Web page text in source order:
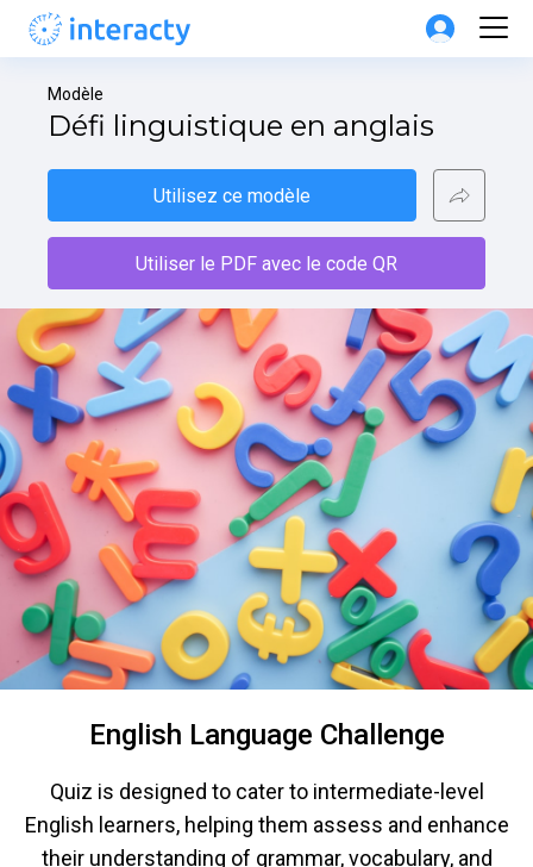
Modèle
Défi linguistique en anglais
Utilisez ce modèle
Utiliser le PDF avec le code QR